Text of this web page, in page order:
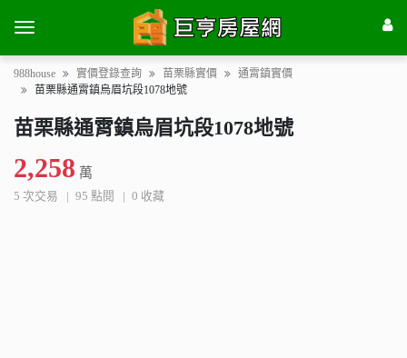
988house 實價登錄查詢 苗栗縣實價
通霄鎮實價
苗栗縣通霄鎮烏眉坑段1078地號
苗栗縣通霄鎮烏眉坑段1078地號
2,258 萬
5 次交易 95 點閱 0 收藏